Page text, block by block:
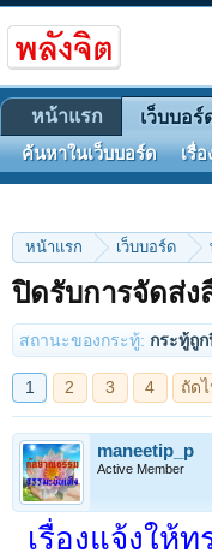
หน้าแรก เว็บบอร์ด
ปิดรับการจัดส่ง
สถานะของกระทู้: กระทู้ถู
1 ถัดไป >
maneetip_p
Active Member
เรื่องแจ้งให้ท
หน้าแรก เว็บบอร์
ค้นหาในเว็บบอร์ด เรื่อ